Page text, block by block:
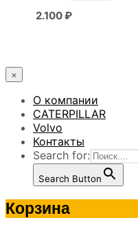
2.100₽
×
О компании
CATERPILLAR
Volvo
Контакты
Search for:
Search Button
Корзина